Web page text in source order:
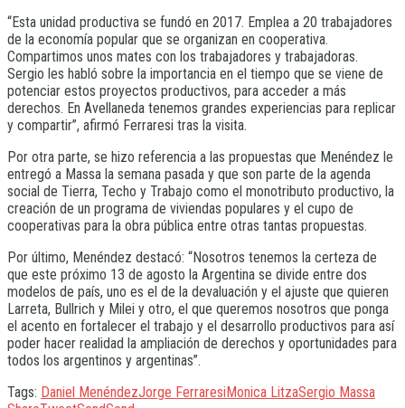
“Esta unidad productiva se fundó en 2017. Emplea a 20 trabajadores
de la economía popular que se organizan en cooperativa.
Compartimos unos mates con los trabajadores y trabajadoras.
Sergio les habló sobre la importancia en el tiempo que se viene de
potenciar estos proyectos productivos, para acceder a más
derechos. En Avellaneda tenemos grandes experiencias para replicar
y compartir”, afirmó Ferraresi tras la visita.
Por otra parte, se hizo referencia a las propuestas que Menéndez le
entregó a Massa la semana pasada y que son parte de la agenda
social de Tierra, Techo y Trabajo como el monotributo productivo, la
creación de un programa de viviendas populares y el cupo de
cooperativas para la obra pública entre otras tantas propuestas.
Por último, Menéndez destacó: “Nosotros tenemos la certeza de
que este próximo 13 de agosto la Argentina se divide entre dos
modelos de país, uno es el de la devaluación y el ajuste que quieren
Larreta, Bullrich y Milei y otro, el que queremos nosotros que ponga
el acento en fortalecer el trabajo y el desarrollo productivos para así
poder hacer realidad la ampliación de derechos y oportunidades para
todos los argentinos y argentinas”.
Tags: Daniel MenéndezJorge FerraresiMonica LitzaSergio Massa